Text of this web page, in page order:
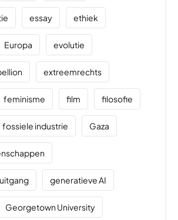
essay ethiek
Europa evolutie
extreemrechts
feminisme film filosofie
fossiele industrie Gaza
generatieve AI
Georgetown University